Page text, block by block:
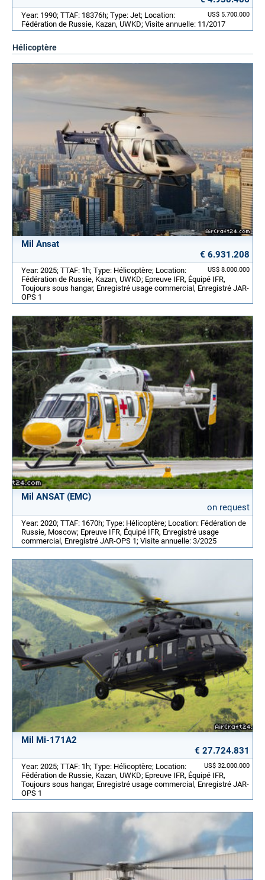
US$ 5.700.000
Year: 1990; TTAF: 18376h; Type: Jet; Location:
Fédération de Russie, Kazan, UWKD; Visite annuelle: 11/2017
Hélicoptère
Mil Ansat
€ 6.931.208
US$ 8.000.000
Year: 2025; TTAF: 1h; Type: Hélicoptère; Location:
Fédération de Russie, Kazan, UWKD; Epreuve IFR, Équipé IFR,
Toujours sous hangar, Enregistré usage commercial, Enregistré JAR-
OPS 1
Mil ANSAT (EMC)
on request
Year: 2020; TTAF: 1670h; Type: Hélicoptère; Location: Fédération de
Russie, Moscow; Epreuve IFR, Équipé IFR, Enregistré usage
commercial, Enregistré JAR-OPS 1; Visite annuelle: 3/2025
Mil Mi-171A2
€ 27.724.831
US$ 32.000.000
Year: 2025; TTAF: 1h; Type: Hélicoptère; Location:
Fédération de Russie, Kazan, UWKD; Epreuve IFR, Équipé IFR,
Toujours sous hangar, Enregistré usage commercial, Enregistré JAR-
OPS 1